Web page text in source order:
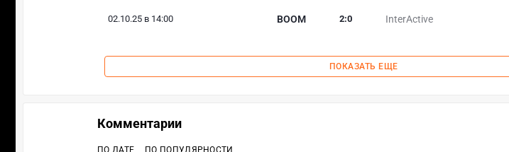
02.10.25 в 14:00 BOOM InterActive
2:0
ПОКАЗАТЬ ЕЩЕ
Комментарии
ПО ДАТЕ ПО ПОПУЛЯРНОСТИ